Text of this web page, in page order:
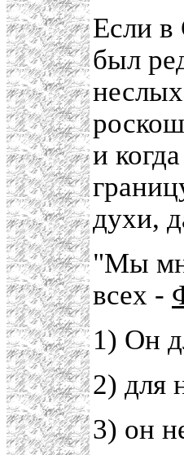
Если в
был
и
духи,
"Мы
всех -
1) Он
2) для
3) он